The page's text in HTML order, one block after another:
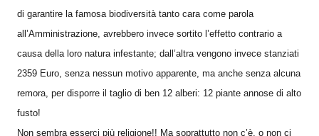
di garantire la famosa biodiversità tanto cara come parola
all’Amministrazione, avrebbero invece sortito l’effetto contrario a
causa della loro natura infestante; dall’altra vengono invece stanziati
2359 Euro, senza nessun motivo apparente, ma anche senza alcuna
remora, per disporre il taglio di ben 12 alberi: 12 piante annose di alto
fusto!
Non sembra esserci più religione!! Ma soprattutto non c’è, o non ci